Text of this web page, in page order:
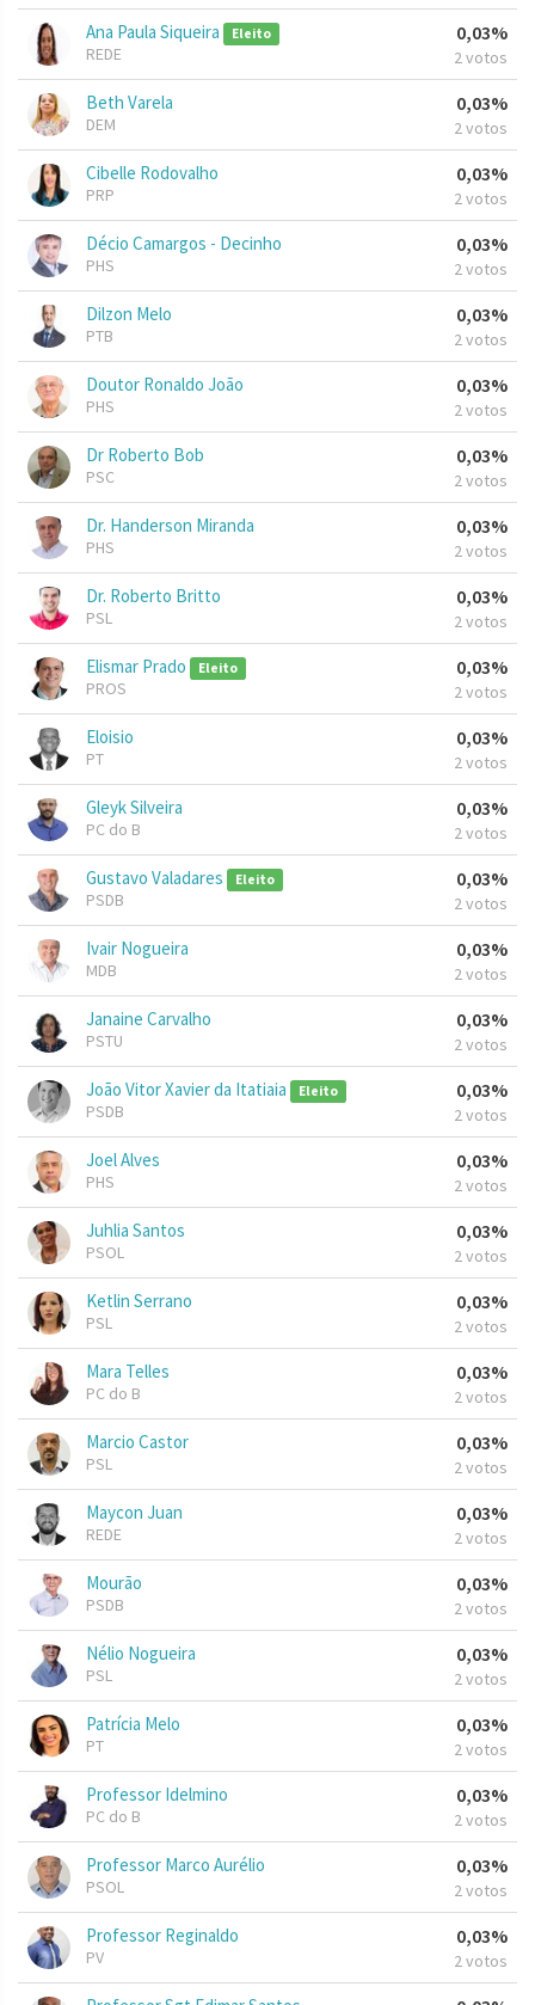
Ana Paula Siqueira Eleito
REDE
0,03%
2 votos
Beth Varela
DEM
0,03%
2 votos
Cibelle Rodovalho
PRP
0,03%
2 votos
Décio Camargos - Decinho
PHS
0,03%
2 votos
Dilzon Melo
PTB
0,03%
2 votos
Doutor Ronaldo João
PHS
0,03%
2 votos
Dr Roberto Bob
PSC
0,03%
2 votos
Dr. Handerson Miranda
PHS
0,03%
2 votos
Dr. Roberto Britto
PSL
0,03%
2 votos
Elismar Prado Eleito
PROS
0,03%
2 votos
Eloisio
PT
0,03%
2 votos
Gleyk Silveira
PC do B
0,03%
2 votos
Gustavo Valadares Eleito
PSDB
0,03%
2 votos
Ivair Nogueira
MDB
0,03%
2 votos
Janaine Carvalho
PSTU
0,03%
2 votos
João Vitor Xavier da Itatiaia Eleito
PSDB
0,03%
2 votos
Joel Alves
PHS
0,03%
2 votos
Juhlia Santos
PSOL
0,03%
2 votos
Ketlin Serrano
PSL
0,03%
2 votos
Mara Telles
PC do B
0,03%
2 votos
Marcio Castor
PSL
0,03%
2 votos
Maycon Juan
REDE
0,03%
2 votos
Mourão
PSDB
0,03%
2 votos
Nélio Nogueira
PSL
0,03%
2 votos
Patrícia Melo
PT
0,03%
2 votos
Professor Idelmino
PC do B
0,03%
2 votos
Professor Marco Aurélio
PSOL
0,03%
2 votos
Professor Reginaldo
PV
0,03%
2 votos